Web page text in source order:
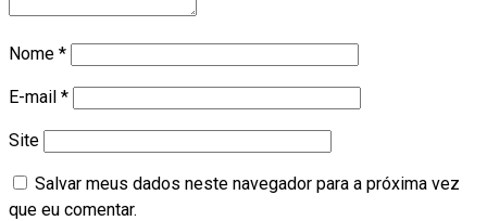
Nome *
E-mail *
Site
Salvar meus dados neste navegador para a próxima vez
que eu comentar.